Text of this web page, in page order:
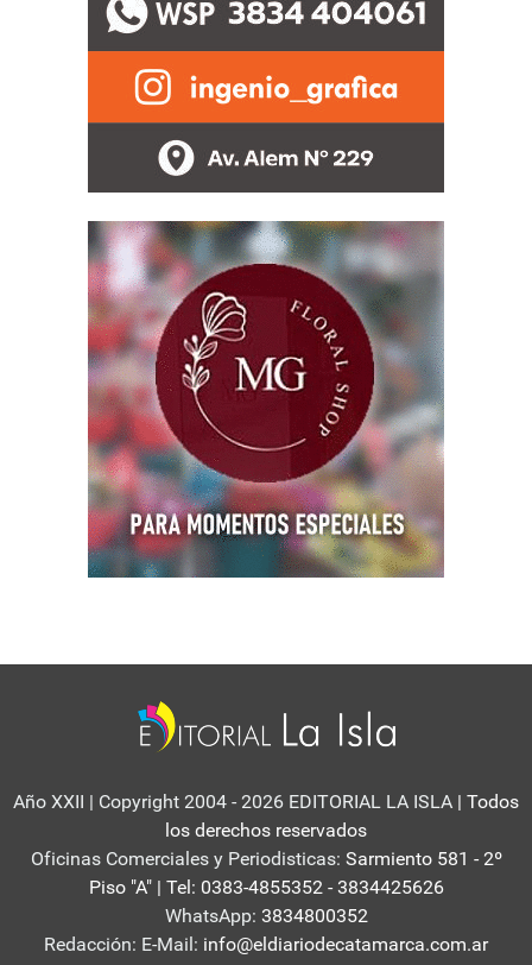
Año XXII | Copyright 2004 - 2026 EDITORIAL LA ISLA | Todos
los derechos reservados
Oficinas Comerciales y Periodisticas: Sarmiento 581 - 2º
Piso "A" | Tel: 0383-4855352 - 3834425626
WhatsApp: 3834800352
Redacción: E-Mail: info@eldiariodecatamarca.com.ar